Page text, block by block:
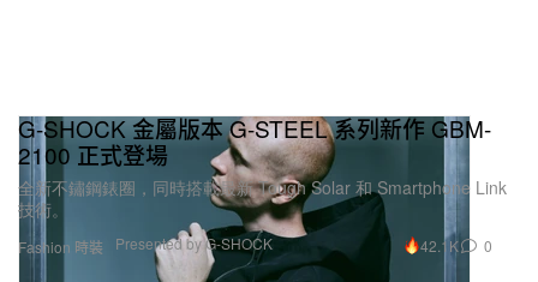
Fashion 時裝
G-SHOCK 金屬版本 G-STEEL 系列新作 GBM-
2100 正式登場
全新不鏽鋼錶圈，同時搭載最新 Tough Solar 和 Smartphone Link
技術。
Presented by G-SHOCK 42.1K 0